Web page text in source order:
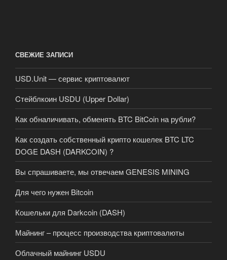
СВЕЖИЕ ЗАПИСИ
USD.Unit — сервис криптовалют
Cтейблкоин USDU (Upper Dollar)
Как обналичивать, обменять BTC BitCoin на рубли?
Как создать собственный крипто кошелек BTC LTC
DOGE DASH (DARKCOIN) ?
Вы спрашиваете, мы отвечаем GENESIS MINING
Для чего нужен Bitcoin
Кошельки для Darkcoin (DASH)
Майнинг – процесс производства криптовалюты
Облачный майнинг USDU